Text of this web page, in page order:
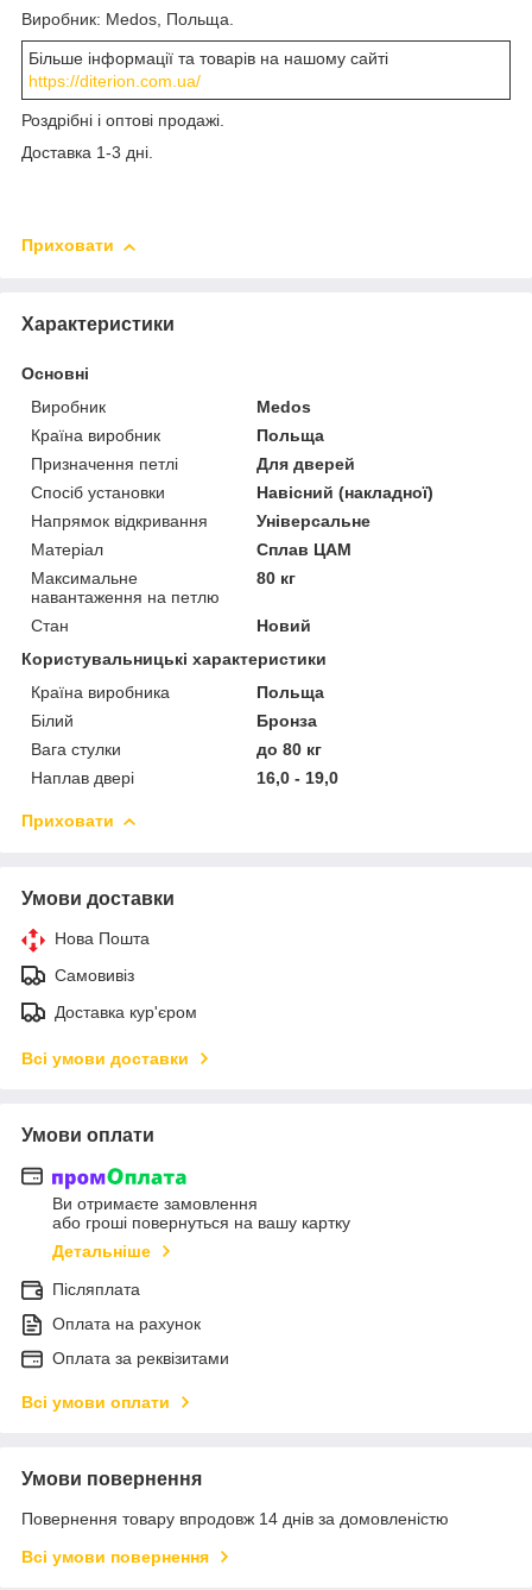
Виробник: Medos, Польща.
Більше інформації та товарів на нашому сайті
https://diterion.com.ua/
Роздрібні і оптові продажі.
Доставка 1-3 дні.
Приховати
Характеристики
Основні
Виробник
Medos
Країна виробник
Польща
Призначення петлі
Для дверей
Спосіб установки
Навісний (накладної)
Напрямок відкривання
Універсальне
Матеріал
Сплав ЦАМ
Максимальне
навантаження на петлю
80 кг
Стан
Новий
Користувальницькі характеристики
Країна виробника
Польща
Білий
Бронза
Вага стулки
до 80 кг
Наплав двері
16,0 - 19,0
Приховати
Умови доставки
Нова Пошта
Самовивіз
Доставка кур'єром
Всі умови доставки
Умови оплати
Ви отримаєте замовлення
або гроші повернуться на вашу картку
Детальніше
Післяплата
Оплата на рахунок
Оплата за реквізитами
Всі умови оплати
Умови повернення
Повернення товару впродовж 14 днів за домовленістю
Всі умови повернення